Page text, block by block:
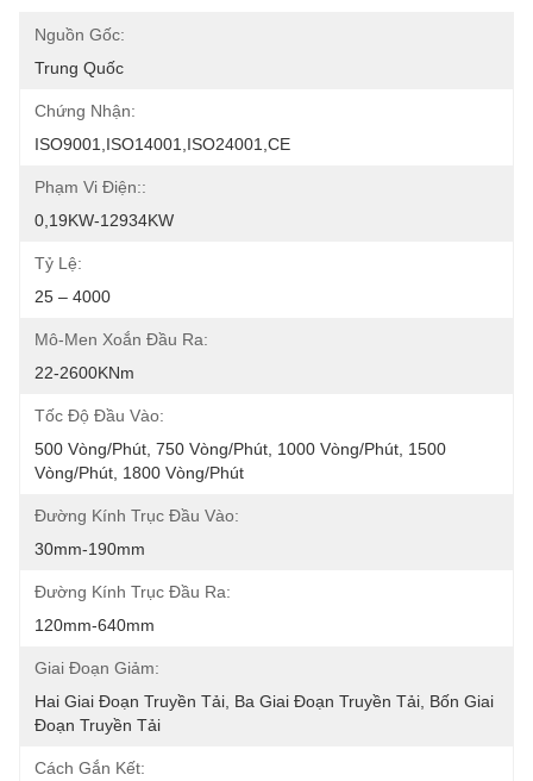
Nguồn Gốc:
Trung Quốc
Chứng Nhận:
ISO9001,ISO14001,ISO24001,CE
Phạm Vi Điện::
0,19KW-12934KW
Tỷ Lệ:
25 – 4000
Mô-Men Xoắn Đầu Ra:
22-2600KNm
Tốc Độ Đầu Vào:
500 Vòng/phút, 750 Vòng/phút, 1000 Vòng/phút, 1500
Vòng/phút, 1800 Vòng/phút
Đường Kính Trục Đầu Vào:
30mm-190mm
Đường Kính Trục Đầu Ra:
120mm-640mm
Giai Đoạn Giảm:
Hai Giai Đoạn Truyền Tải, Ba Giai Đoạn Truyền Tải, Bốn Giai
Đoạn Truyền Tải
Cách Gắn Kết: